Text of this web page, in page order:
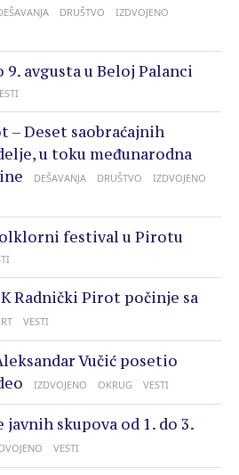
DRUŠTVO
IZDVOJENO
9. avgusta u Beloj Palanci
– Deset saobraćajnih
u toku međunarodna
DEŠAVANJA DRUŠTVO
IZDVOJENO
festival u Pirotu
Radnički Pirot počinje sa
VESTI
Vučić posetio
IZDVOJENO OKRUG VESTI
skupova od 1. do 3.
VESTI